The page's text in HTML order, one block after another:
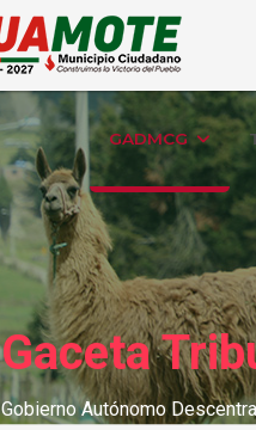
GADMCG
Gaceta
Gobierno Autónomo